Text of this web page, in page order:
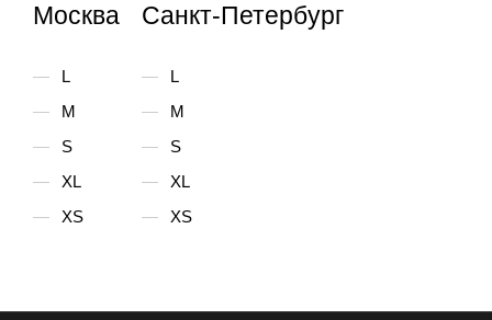
Москва
L
M
S
XL
XS
Санкт-Петербург
L
M
S
XL
XS